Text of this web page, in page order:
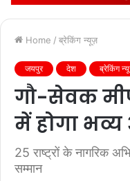
Home / ब्रेकिंग न्यूज़
जयपुर देश ब्रेकिंग
गौ-सेवक
में होगा
25 राष्ट्रों के नागरिक
सम्मान